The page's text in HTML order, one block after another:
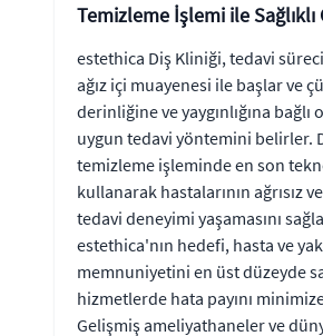
Temizleme İşlemi ile
estethica Diş Kliniği, tedavi
ağız içi muayenesi ile başlar ve
derinliğine ve yaygınlığına bağlı
uygun tedavi yöntemini belirler.
temizleme işleminde en son
kullanarak hastalarının ağrısız
tedavi deneyimi yaşamasını
estethica'nın hedefi, hasta ve
memnuniyetini en üst düzeyde
hizmetlerde hata payını
Gelişmiş ameliyathaneler ve